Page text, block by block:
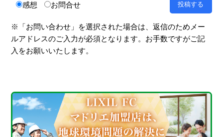
感想 お問合せ
※「お問い合わせ」を選択された場合は、返信のためメー
ルアドレスのご入力が必須となります。お手数ですがご記
入をお願いいたします。